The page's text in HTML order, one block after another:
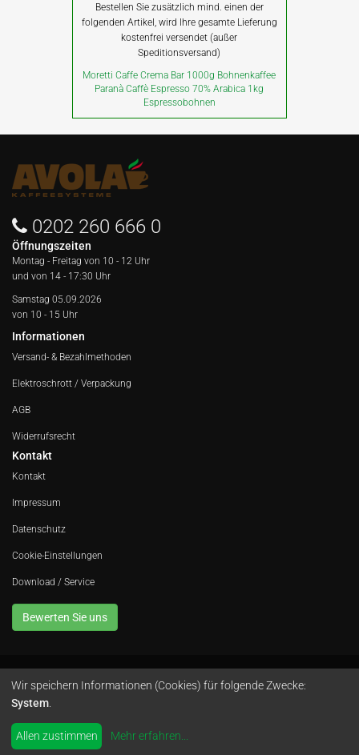
Bestellen Sie zusätzlich mind. einen der
folgenden Artikel, wird Ihre gesamte Lieferung
kostenfrei versendet (außer
Speditionsversand)
Moretti Caffe Crema Bar 1000g Bohnenkaffee
Paranà Caffè Espresso 70% Arabica 1kg
Espressobohnen
0202 260 666 0
Öffnungszeiten
Montag - Freitag von 10 - 12 Uhr
und von 14 - 17:30 Uhr
Samstag 05.09.2026
von 10 - 15 Uhr
Informationen
Versand- & Bezahlmethoden
Elektroschrott / Verpackung
AGB
Widerrufsrecht
Kontakt
Kontakt
Impressum
Datenschutz
Cookie-Einstellungen
Download / Service
Bewerten Sie uns
Avola GmbH • In der Fleute 52 • 42389 Wuppertal • Telefon 0202 260 666 0
Instagram
Wir speichern Informationen (Cookies) für folgende Zwecke:
System
Allen zustimmen Mehr erfahren...